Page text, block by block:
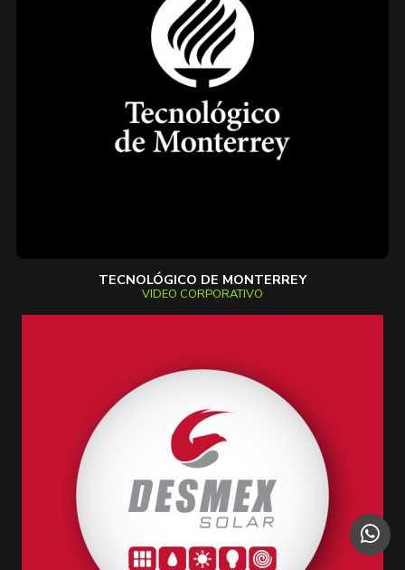
TECNOLÓGICO DE MONTERREY
VIDEO CORPORATIVO